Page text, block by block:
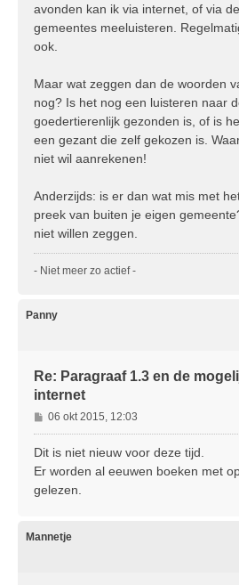
avonden kan ik via internet, of via
gemeentes meeluisteren.
ook.
Maar wat zeggen dan de woorden
nog? Is het nog een luisteren naar
goedertierenlijk gezonden is, of is
een gezant die zelf gekozen is.
niet wil aanrekenen!
Anderzijds: is er dan wat mis met
preek van buiten je eigen
niet willen zeggen.
- Niet meer zo actief -
Panny
Re: Paragraaf 1.3 en de
internet
B
e
r
h
06 okt 2015, 12:03
Dit is niet nieuw voor deze tijd.
Er worden al eeuwen boeken met
gelezen.
Mannetje